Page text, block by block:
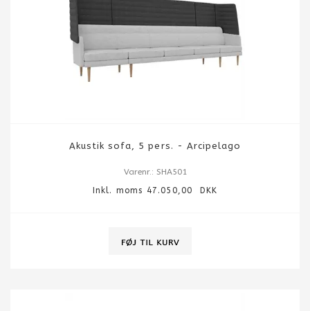
Akustik sofa, 5 pers. - Arcipelago
Varenr.: SHA501
Inkl. moms 47.050,00 DKK